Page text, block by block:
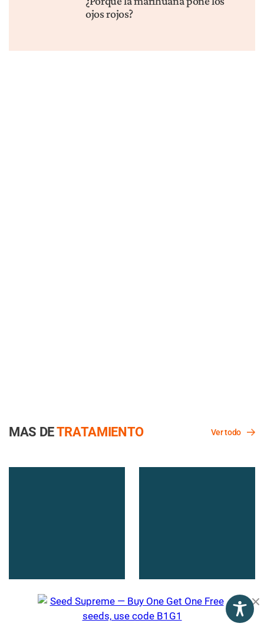
ojos rojos?
MAS DETRATAMIENTO Ver todo
sienten incómodos
recetando cannabis
es real. ¿Puede ayudar el
cannabis?